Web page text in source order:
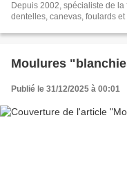
Depuis 2002, spécialiste de
dentelles, canevas, foulards
partout. Devis et
Moulures
Publié le 31/12/2025 à 00:01